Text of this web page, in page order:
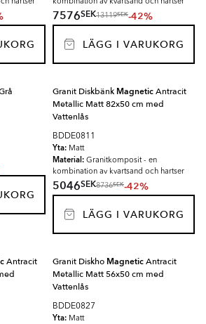
hartser kombination av kvartsand och hartser
7576SEK13119SEK-42%
LÄGG I VARUKORG
Granit Diskbänk MagneticAntracit
Metallic Matt 82x50 cm med
Vattenlås
BDDE0811
Yta: Matt
Material: Granitkomposit - en
kombination av kvartsand och hartser
5046SEK8736SEK-42%
LÄGG I VARUKORG
Antracit
Granit Diskho MagneticAntracit
Metallic Matt 56x50 cm med
Vattenlås
BDDE0827
Yta: Matt